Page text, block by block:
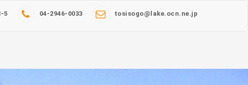
5 04-2946-0033 tosisogo@lake.ocn.ne.jp